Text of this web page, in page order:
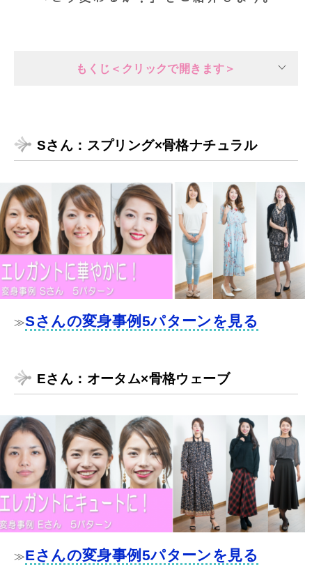
もくじ＜クリックで開きます＞
Sさん：スプリング×骨格ナチュラル
≫Sさんの変身事例5パターンを見る
Eさん：オータム×骨格ウェーブ
≫Eさんの変身事例5パターンを見る